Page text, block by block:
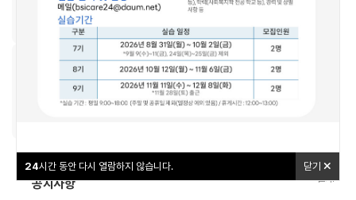
시간 동안 다시 열람하지 않습니다.
시간 동안 다시 열람하지 않습니다.
24시간 동안 다시 열람하지 않습니다. 닫기
우리동네돌봄지도 교육신청
공지사항 더보기+